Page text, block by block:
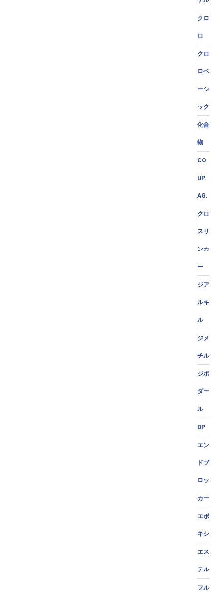
クロ
ロ
クロ
ロベ
ーシ
ック
化合
物
CO
UP.
AG.
クロ
スリ
ンカ
ー
ジア
ルキ
ル
ジメ
チル
ジポ
ダー
ル
DP
エン
ドブ
ロッ
カー
エポ
キシ
エス
テル
フル